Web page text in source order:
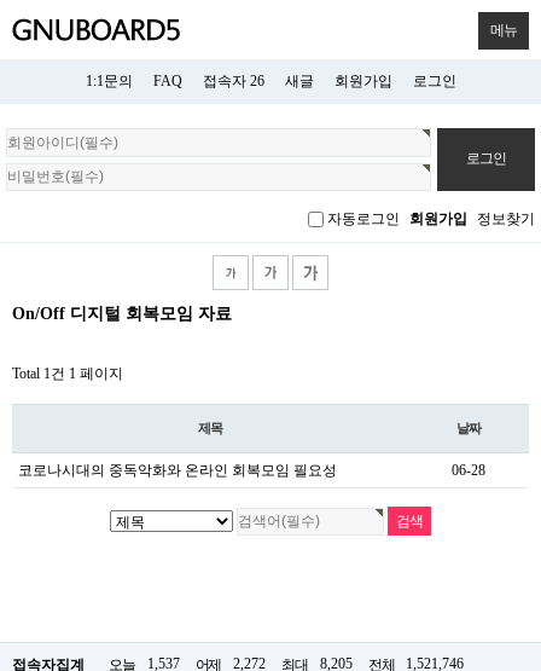
메뉴
1:1문의 FAQ 접속자 26 새글 회원가입 로그인
회
원
로
자동로그인 회원가입 정보찾기
On/Off 디지털 회복모임 자료
Total 1건 1 페이지
제목 날짜
코로나시대의 중독악화와 온라인 회복모임 필요성 06-28
접속자집계 오늘 1,537 어제 2,272 최대 8,205 전체 1,521,746